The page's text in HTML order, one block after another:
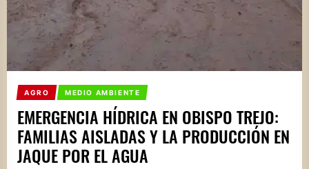
AGRO MEDIO AMBIENTE
EMERGENCIA HÍDRICA EN OBISPO TREJO:
FAMILIAS AISLADAS Y LA PRODUCCIÓN EN
JAQUE POR EL AGUA